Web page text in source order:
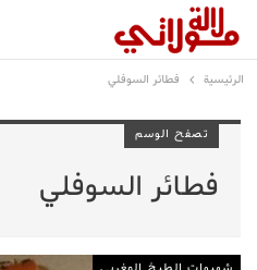
الرئيسية فطائر السوفلي
تصفح الوسم
فطائر السوفلي